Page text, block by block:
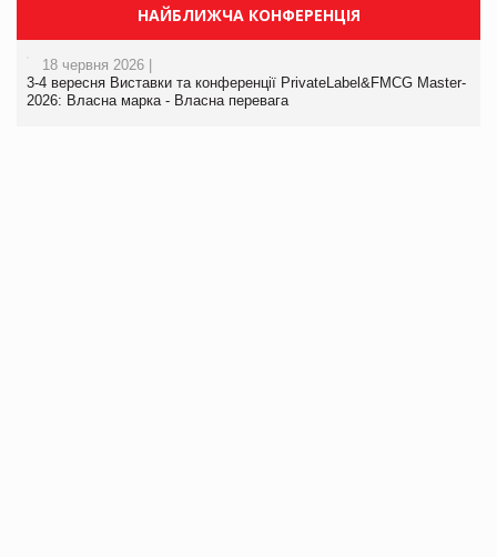
НАЙБЛИЖЧА КОНФЕРЕНЦІЯ
18 червня 2026 |
3-4 вересня Виставки та конференції PrivateLabel&FMCG Master-
2026: Власна марка - Власна перевага